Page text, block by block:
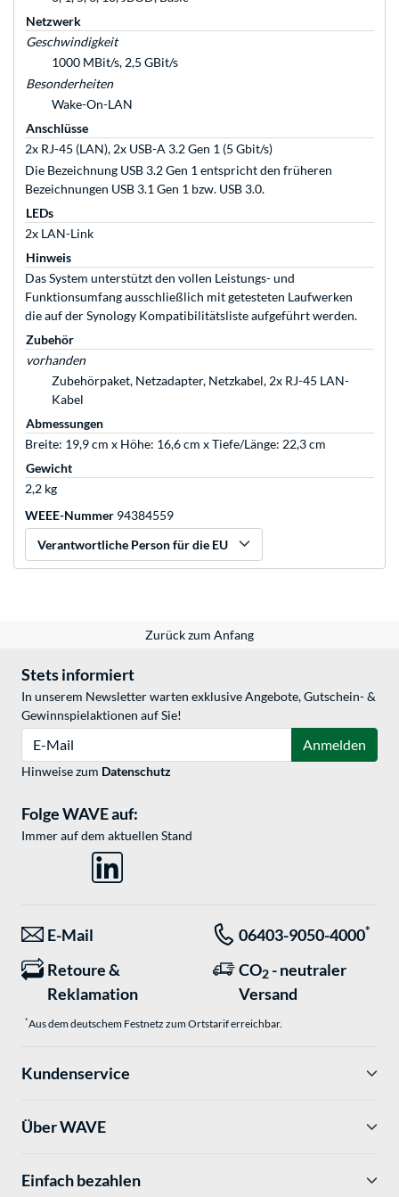
Netzwerk
Geschwindigkeit
1000 MBit/s, 2,5 GBit/s
Besonderheiten
Wake-On-LAN
Anschlüsse
2x RJ-45 (LAN), 2x USB-A 3.2 Gen 1 (5 Gbit/s)
Die Bezeichnung USB 3.2 Gen 1 entspricht den früheren
Bezeichnungen USB 3.1 Gen 1 bzw. USB 3.0.
LEDs
2x LAN-Link
Hinweis
Das System unterstützt den vollen Leistungs- und
Funktionsumfang ausschließlich mit getesteten Laufwerken
die auf der Synology Kompatibilitätsliste aufgeführt werden.
Zubehör
vorhanden
Zubehörpaket, Netzadapter, Netzkabel, 2x RJ-45 LAN-
Kabel
Abmessungen
Breite: 19,9 cm x Höhe: 16,6 cm x Tiefe/Länge: 22,3 cm
Gewicht
2,2 kg
WEEE-Nummer 94384559
Verantwortliche Person für die EU
Zurück zum Anfang
Stets informiert
In unserem Newsletter warten exklusive Angebote, Gutschein- &
Gewinnspielaktionen auf Sie!
Anmelden
Hinweise zum Datenschutz
Folge WAVE auf:
Immer auf dem aktuellen Stand
E-Mail 06403-9050-4000*
Retoure &
Reklamation
CO2 - neutraler
Versand
*Aus dem deutschem Festnetz zum Ortstarif erreichbar.
Kundenservice
Über WAVE
Einfach bezahlen